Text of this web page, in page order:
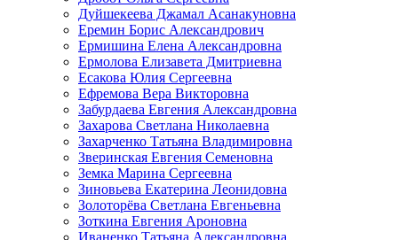
Дуйшекеева Джамал Асанакуновна
Еремин Борис Александрович
Ермишина Елена Александровна
Ермолова Елизавета Дмитриевна
Есакова Юлия Сергеевна
Ефремова Вера Викторовна
Забурдаева Евгения Александровна
Захарова Светлана Николаевна
Захарченко Татьяна Владимировна
Зверинская Евгения Семеновна
Земка Марина Сергеевна
Зиновьева Екатерина Леонидовна
Золоторёва Светлана Евгеньевна
Зоткина Евгения Ароновна
Иваненко Татьяна Александровна